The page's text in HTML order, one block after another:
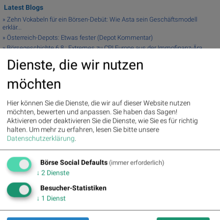
Latest Blogs
» Zehn Vokabeln für ein Börsen-Debüt: Wie Asta sein Geschäftsmodell
erklär...
» Österreich-Depots: Etwas fester (Depot Kommentar)
» Börsegeschichte 6.8.: Extremes zu CPI Europe aus der Immofinanz-Ära
» Nachlese: Linda Simhofer (audio cd.at)
» PIR-News zu Kontron, Frequentis, Porr, BKS, Research zu Erste Group, Ver...
» ATX steuert auf das 28. Rekordhoch heuer zu , Bajaj Mobility top (Podcast)
» Wiener Börse zu Mittag stärker: Bajaj Mobility, VIG und Palfinger gesucht
» ATX-Trends: AT&S, Lenzing, voestalpine ...
» Österreich-Depots: Stockpicking Österreich zu Mittag auf Rekord (Depot K...
Useletter
Die Useletter "Morning Xpresso" und "Evening Xtrakt" heben sich deutlich von
den gängigen Newslettern ab. Beispiele ansehen bzw. kostenfrei anmelden.
Newsletter abonnieren
Dienste, die wir nutzen
möchten
Hier können Sie die Dienste, die wir auf dieser Website nutzen
möchten, bewerten und anpassen. Sie haben das Sagen!
Aktivieren oder deaktivieren Sie die Dienste, wie Sie es für richtig
halten. Um mehr zu erfahren, lesen Sie bitte unsere
Datenschutzerklärung.
Börse Social Defaults (immer erforderlich)
↓ 2 Dienste
Besucher-Statistiken
↓ 1 Dienst